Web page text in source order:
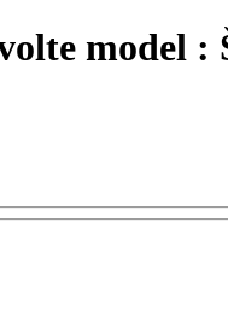
model :